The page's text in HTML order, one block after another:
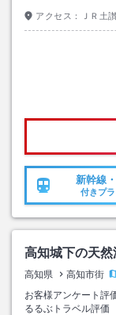
アクセス： ＪＲ土
新幹線
付きプ
高知城下の天然
高知県 高知市街
お客様アンケート評
るるぶトラベル評価